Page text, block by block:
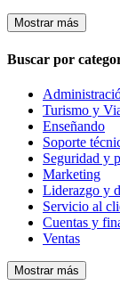
Mostrar más
Buscar por
Turismo y
Enseñando
Soporte
Seguridad y
Marketing
Liderazgo y
Servicio al
Cuentas y
Ventas
Mostrar más